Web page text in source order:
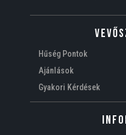
Hűség Pontok
Ajánlások
Gyakori Kérdések